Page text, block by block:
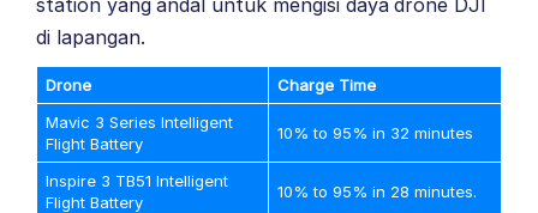
di lapangan.
Drone
Charge Time
Mavic 3 Series Intelligent
Flight Battery
10% to 95% in 32 minutes
Inspire 3 TB51 Intelligent
Flight Battery
10% to 95% in 28 minutes.